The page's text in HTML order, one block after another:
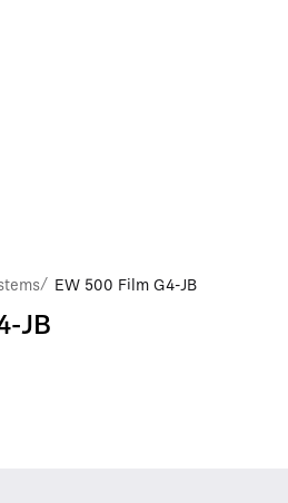
/ EW 500 Film G4-JB
JB